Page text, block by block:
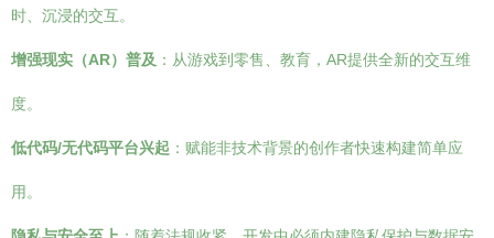
时、沉浸的交互。
增强现实（AR）普及 ：从游戏到零售、教育，AR提供全新的交互维
度。
低代码/无代码平台兴起 ：赋能非技术背景的创作者快速构建简单应
用。